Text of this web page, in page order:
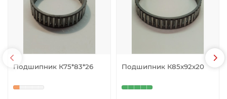
Подшипник К75*83*26 Подшипник К85х92х20